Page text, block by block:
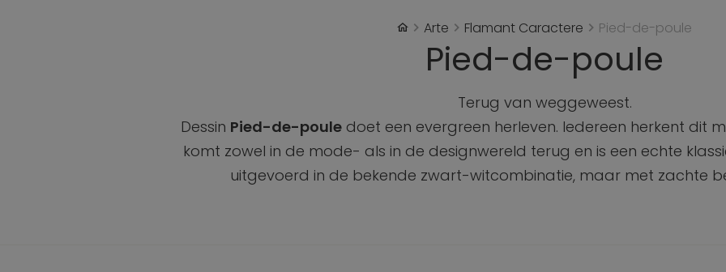
Arte Flamant Caractere Pied-de-poule
Pied-de-poule
Terug van weggeweest.
Dessin Pied-de-poule doet een evergreen herleven. Iedereen herkent dit
komt zowel in de mode- als in de designwereld terug en is een echte
uitgevoerd in de bekende zwart-witcombinatie, maar met zachte